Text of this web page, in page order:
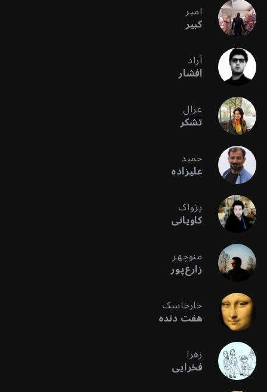
امیر
کبیر
آراد
افشار
غزال
تشکر
حمید
علیزاده
پژواک
کاویانی
منوچهر
زارع‌پور
خارخاسک
هفت دنده
زهرا
فخرایی